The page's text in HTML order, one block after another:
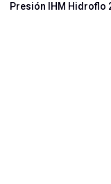
Presión IHM Hidroflo